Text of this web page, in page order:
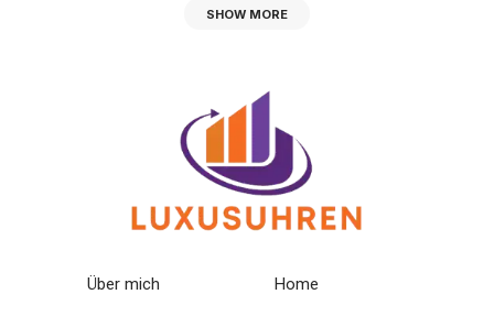
SHOW MORE
Über mich Home